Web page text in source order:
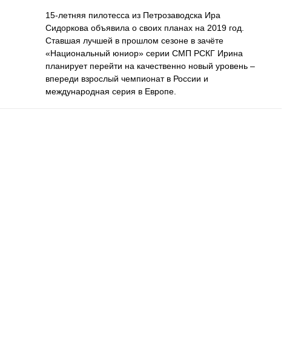
15-летняя пилотесса из Петрозаводска Ира
Сидоркова объявила о своих планах на 2019 год.
Ставшая лучшей в прошлом сезоне в зачёте
«Национальный юниор» серии СМП РСКГ Ирина
планирует перейти на качественно новый уровень –
впереди взрослый чемпионат в России и
международная серия в Европе.